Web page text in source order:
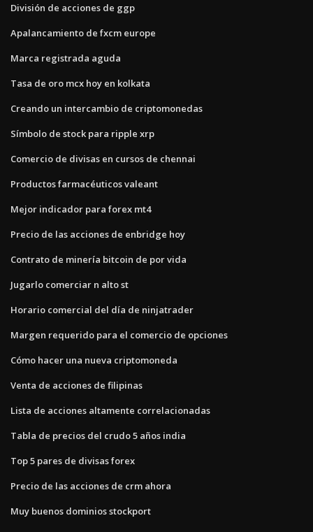
División de acciones de ggp
Apalancamiento de fxcm europe
Marca registrada aguda
Tasa de oro mcx hoy en kolkata
Creando un intercambio de criptomonedas
Símbolo de stock para ripple xrp
Comercio de divisas en cursos de chennai
Productos farmacéuticos valeant
Mejor indicador para forex mt4
Precio de las acciones de enbridge hoy
Contrato de minería bitcoin de por vida
Jugarlo comerciar n alto st
Horario comercial del día de ninjatrader
Margen requerido para el comercio de opciones
Cómo hacer una nueva criptomoneda
Venta de acciones de filipinas
Lista de acciones altamente correlacionadas
Tabla de precios del crudo 5 años india
Top 5 pares de divisas forex
Precio de las acciones de crm ahora
Muy buenos dominios stockport